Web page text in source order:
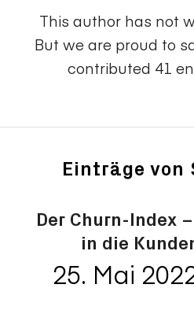
This author has not
But we are proud to
contributed 41
Einträge von
Der Churn-Index
in die
25. Mai